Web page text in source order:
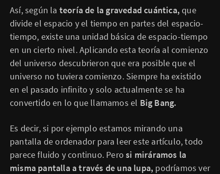
Así, según la teoría de la gravedad cuántica, que
divide el espacio y el tiempo en partes del espacio-
tiempo, existe una unidad básica de espacio-tiempo
en un cierto nivel. Aplicando esta teoría al comienzo
del universo descubrieron que era posible que el
universo no tuviera comienzo. Siempre ha existido
en el pasado infinito y solo actualmente se ha
convertido en lo que llamamos el Big Bang.
Es decir, si por ejemplo estamos mirando una
pantalla de ordenador para leer este artículo, todo
parece fluido y continuo. Perosi miráramos la
misma pantalla a través de una lupa, podríamos ver